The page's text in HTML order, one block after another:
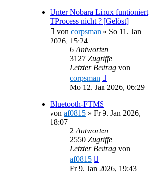
Unter Nobara Linux funtioniert
TProcess nicht ? [Gelöst]
von corpsman » So 11. Jan
2026, 15:24
6 Antworten
3127 Zugriffe
Letzter Beitrag von
corpsman
Mo 12. Jan 2026, 06:29
Bluetooth-FTMS
von af0815 » Fr 9. Jan 2026,
18:07
2 Antworten
2550 Zugriffe
Letzter Beitrag von
af0815
Fr 9. Jan 2026, 19:43